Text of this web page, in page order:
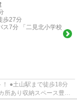
歩27分
ス7分 「二見北小学校
●土山駅まで徒歩18分
あり収納スペース豊富